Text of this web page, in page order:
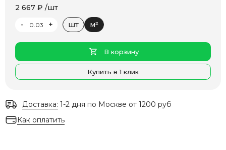
2 667 ₽ /шт
-
+ шт м²
В корзину
Купить в 1 клик
Доставка: 1-2 дня по Москве от 1200 руб
Как оплатить